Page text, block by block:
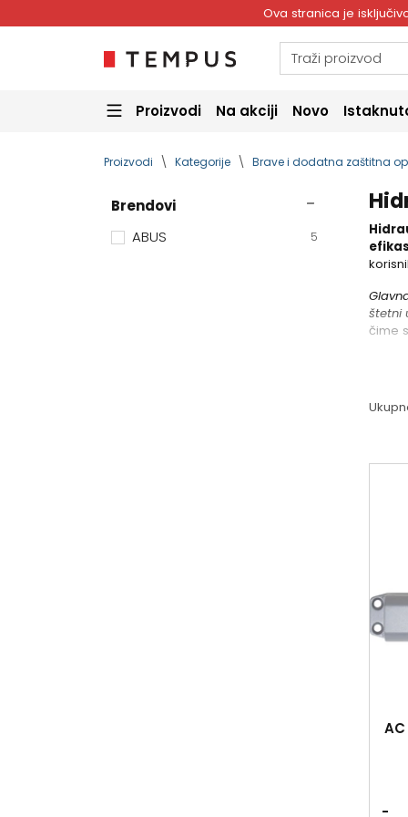
Ova stranica je
Proizvodi Na akciji Novo
Proizvodi Kategorije Brave i dodatna zaštitna
Brendovi
ABUS
5
štetni
čime
-